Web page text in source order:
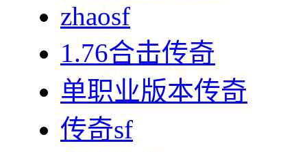
zhaosf
1.76合击传奇
单职业版本传奇
传奇sf